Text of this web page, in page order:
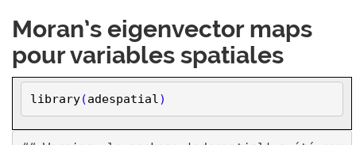
Moran’s eigenvector maps
pour variables spatiales
library(adespatial )